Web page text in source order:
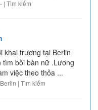
| Tìm kiếm
khai trương tại Berlin
tìm bồi bàn nữ .Lương
việc theo thỏa ...
| Tìm kiếm